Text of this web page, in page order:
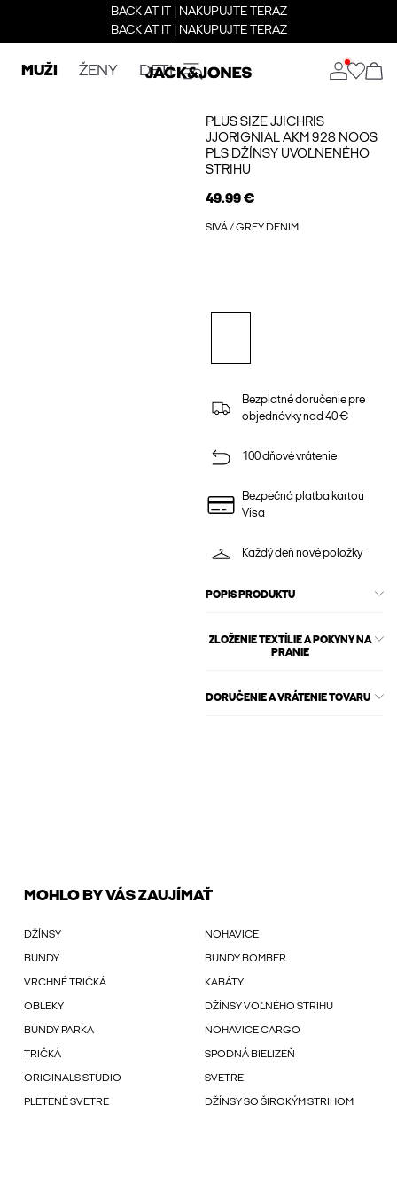
BACK AT IT | NAKUPUJTE TERAZ
BACK AT IT | NAKUPUJTE TERAZ
MUŽI ŽENY DETI
PLUS SIZE JJICHRIS
JJORIGNIAL AKM 928 NOOS
PLS DŽÍNSY UVOĽNENÉHO
STRIHU
49.99 €
SIVÁ / GREY DENIM
Bezplatné doručenie pre
objednávky nad 40 €
100 dňové vrátenie
Bezpečná platba kartou
Visa
Každý deň nové položky
POPIS PRODUKTU
ZLOŽENIE TEXTÍLIE A POKYNY NA
PRANIE
DORUČENIE A VRÁTENIE TOVARU
MOHLO BY VÁS ZAUJÍMAŤ
DŽÍNSY NOHAVICE
BUNDY BUNDY BOMBER
VRCHNÉ TRIČKÁ KABÁTY
OBLEKY DŽÍNSY VOĽNÉHO STRIHU
BUNDY PARKA NOHAVICE CARGO
TRIČKÁ SPODNÁ BIELIZEŇ
ORIGINALS STUDIO SVETRE
PLETENÉ SVETRE DŽÍNSY SO ŠIROKÝM STRIHOM